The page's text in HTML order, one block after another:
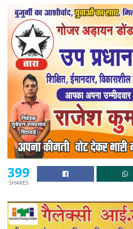
399
SHARES